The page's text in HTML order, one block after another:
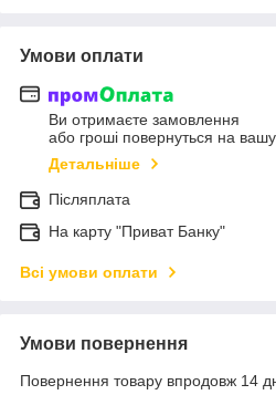
Умови оплати
Ви отримаєте замовлення
або гроші повернуться на вашу
Детальніше
Післяплата
На карту "Приват Банку"
Всі умови оплати
Умови повернення
Повернення товару впродовж 14